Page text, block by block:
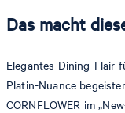
Das macht
Elegantes Dining-Flair
Platin-Nuance
CORNFLOWER im